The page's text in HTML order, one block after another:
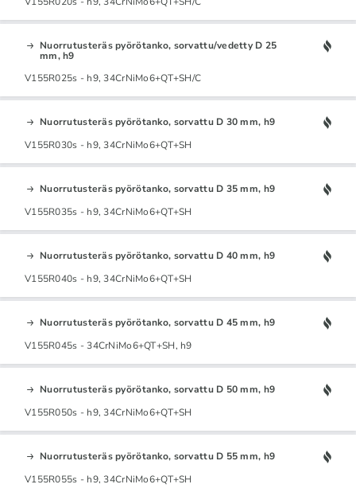
Nuorrutusteräs pyörötanko, sorvattu/vedetty D 25
mm, h9
V155R025s - h9, 34CrNiMo6+QT+SH/C
Nuorrutusteräs pyörötanko, sorvattu D 30 mm, h9
V155R030s - h9, 34CrNiMo6+QT+SH
Nuorrutusteräs pyörötanko, sorvattu D 35 mm, h9
V155R035s - h9, 34CrNiMo6+QT+SH
Nuorrutusteräs pyörötanko, sorvattu D 40 mm, h9
V155R040s - h9, 34CrNiMo6+QT+SH
Nuorrutusteräs pyörötanko, sorvattu D 45 mm, h9
V155R045s - 34CrNiMo6+QT+SH, h9
Nuorrutusteräs pyörötanko, sorvattu D 50 mm, h9
V155R050s - h9, 34CrNiMo6+QT+SH
Nuorrutusteräs pyörötanko, sorvattu D 55 mm, h9
V155R055s - h9, 34CrNiMo6+QT+SH